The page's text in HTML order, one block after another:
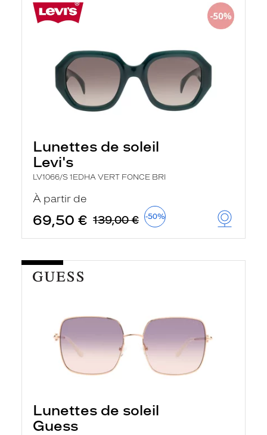
Lunettes de soleil
Levi's
LV1066/S 1EDHA VERT FONCE BRI
À partir de
69,50 € 139,00 € -50%
Lunettes de soleil
Guess